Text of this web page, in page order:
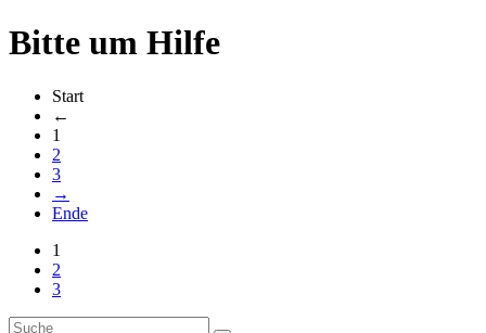
Bitte um Hilfe
Start
←
1
2
3
→
Ende
1
2
3